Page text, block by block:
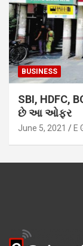
BUSINESS
SBI, HDFC,
છે આ ઓફર
June 5, 2021 E